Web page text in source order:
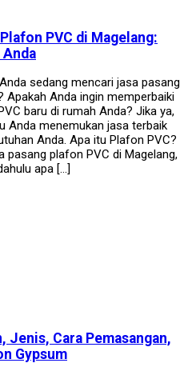
PVC di Magelang:
sedang mencari jasa pasang
Apakah Anda ingin memperbaiki
baru di rumah Anda? Jika ya,
Anda menemukan jasa terbaik
Anda. Apa itu Plafon PVC?
pasang plafon PVC di Magelang,
apa […]
Jenis, Cara Pemasangan,
Gypsum